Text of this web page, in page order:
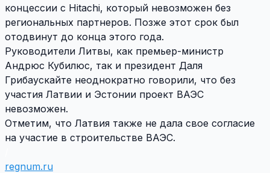
концессии с Hitachi, который невозможен без
региональных партнеров. Позже этот срок был
отодвинут до конца этого года.
Руководители Литвы, как премьер-министр
Андрюс Кубилюс, так и президент Даля
Грибаускайте неоднократно говорили, что без
участия Латвии и Эстонии проект ВАЭС
невозможен.
Отметим, что Латвия также не дала свое согласие
на участие в строительстве ВАЭС.
regnum.ru